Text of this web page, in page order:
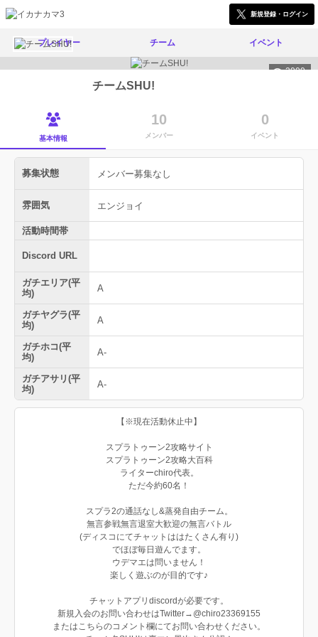
新規登録・ログイン
プレイヤー チーム イベント
2000
チームSHU!
基本情報
10
メンバー
0
イベント
募集状態 メンバー募集なし
雰囲気 エンジョイ
活動時間帯
Discord URL
ガチエリア(平
均)
A
ガチヤグラ(平
均)
A
ガチホコ(平
均)
A-
ガチアサリ(平
均)
A-
【※現在活動休止中】
スプラトゥーン2攻略サイト
スプラトゥーン2攻略大百科
ライターchiro代表。
ただ今約60名！
スプラ2の通話なし&蒸発自由チーム。
無言参戦無言退室大歓迎の無言バトル
(ディスコにてチャットははたくさん有り)
でほぼ毎日遊んでます。
ウデマエは問いません！
楽しく遊ぶのが目的です♪
チャットアプリdiscordが必要です。
新規入会のお問い合わせはTwitter→@chiro23369155
またはこちらのコメント欄にてお問い合わせください。